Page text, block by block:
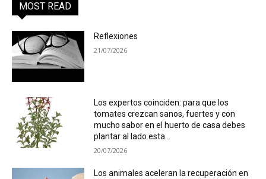
MOST READ
Reflexiones
21/07/2026
Los expertos coinciden: para que los
tomates crezcan sanos, fuertes y con
mucho sabor en el huerto de casa debes
plantar al lado esta...
20/07/2026
Los animales aceleran la recuperación en